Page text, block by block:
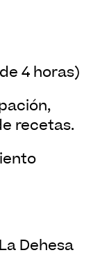
4 horas)
recetas.